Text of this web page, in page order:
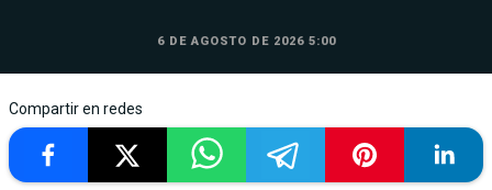
6 DE AGOSTO DE 2026 5:00
Compartir en redes